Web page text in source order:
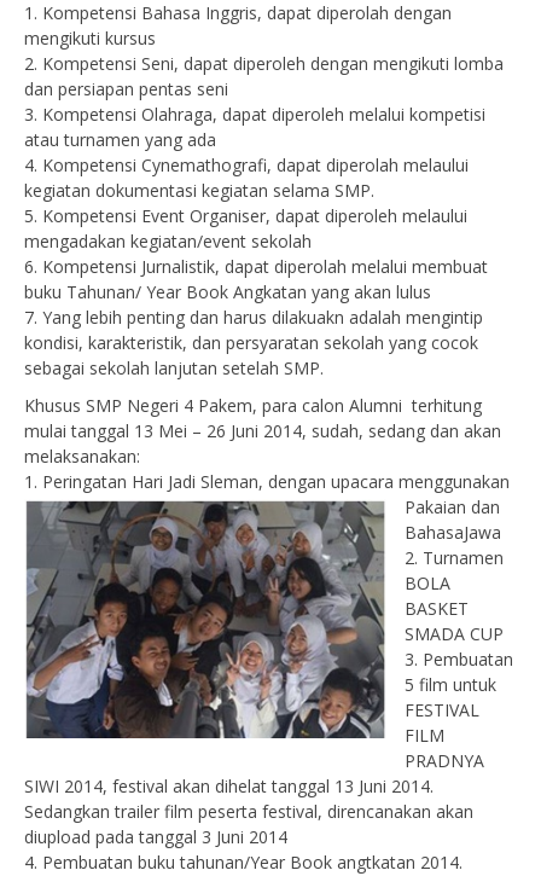
1. Kompetensi Bahasa Inggris, dapat diperolah dengan
mengikuti kursus
2. Kompetensi Seni, dapat diperoleh dengan mengikuti lomba
dan persiapan pentas seni
3. Kompetensi Olahraga, dapat diperoleh melalui kompetisi
atau turnamen yang ada
4. Kompetensi Cynemathografi, dapat diperolah melaului
kegiatan dokumentasi kegiatan selama SMP.
5. Kompetensi Event Organiser, dapat diperoleh melaului
mengadakan kegiatan/event sekolah
6. Kompetensi Jurnalistik, dapat diperolah melalui membuat
buku Tahunan/ Year Book Angkatan yang akan lulus
7. Yang lebih penting dan harus dilakuakn adalah mengintip
kondisi, karakteristik, dan persyaratan sekolah yang cocok
sebagai sekolah lanjutan setelah SMP.
Khusus SMP Negeri 4 Pakem, para calon Alumni terhitung
mulai tanggal 13 Mei – 26 Juni 2014, sudah, sedang dan akan
melaksanakan:
1. Peringatan Hari Jadi Sleman, dengan upacara menggunakan
Pakaian dan
BahasaJawa
2. Turnamen
BOLA
BASKET
SMADA CUP
3. Pembuatan
5 film untuk
FESTIVAL
FILM
PRADNYA
SIWI 2014, festival akan dihelat tanggal 13 Juni 2014.
Sedangkan trailer film peserta festival, direncanakan akan
diupload pada tanggal 3 Juni 2014
4. Pembuatan buku tahunan/Year Book angtkatan 2014.